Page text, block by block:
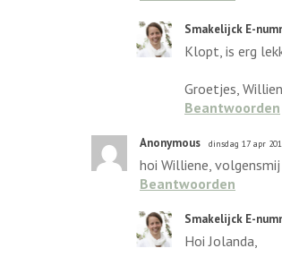
Smakelijck E-
Klopt, is erg
Groetjes,
Beantwoorden
Anonymous dinsdag 17 apr
hoi Williene,
Beantwoorden
Smakelijck E-
Hoi Jolanda,